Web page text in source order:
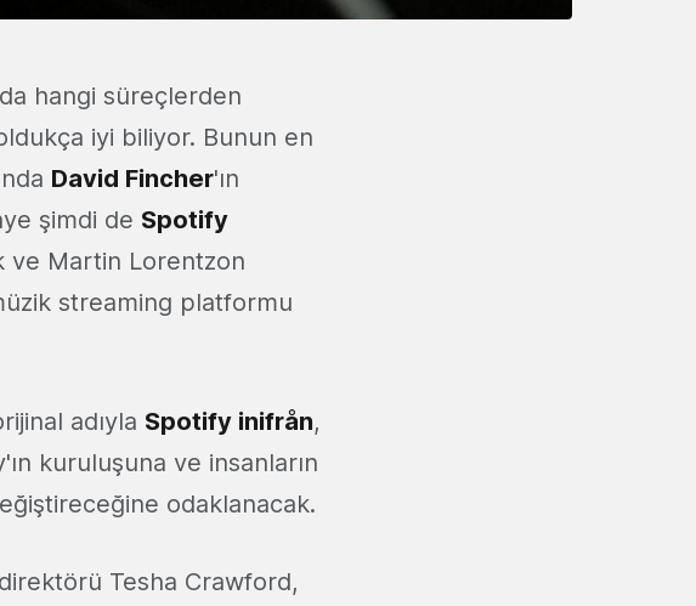
hangi süreçlerden
iyi biliyor. Bunun en
David Fincher'ın
şimdi de Spotify
ve Martin Lorentzon
streaming platformu
adıyla Spotify inifrån,
kuruluşuna ve insanların
odaklanacak.
Tesha Crawford,